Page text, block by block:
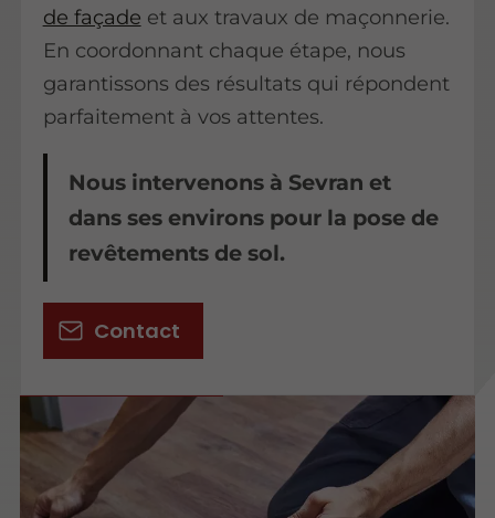
de façade et aux travaux de maçonnerie.
En coordonnant chaque étape, nous
garantissons des résultats qui répondent
parfaitement à vos attentes.
Nous intervenons à Sevran et
dans ses environs pour la pose de
revêtements de sol.
Contact